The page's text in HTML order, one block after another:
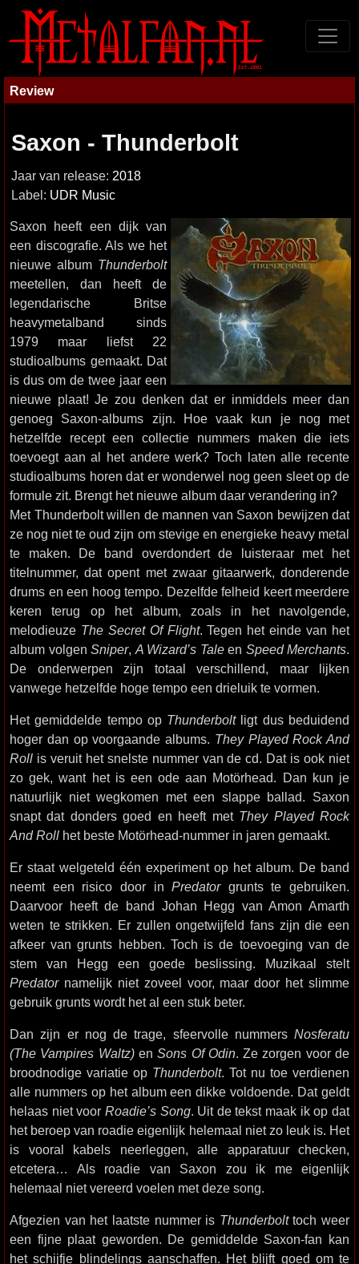
Review
Saxon - Thunderbolt
Jaar van release: 2018
Label: UDR Music
Saxon heeft een dijk van
een discografie. Als we het
nieuwe album Thunderbolt
meetellen, dan heeft de
legendarische Britse
heavymetalband sinds
1979 maar liefst 22
studioalbums gemaakt. Dat
is dus om de twee jaar een
nieuwe plaat! Je zou denken dat er inmiddels meer dan
genoeg Saxon-albums zijn. Hoe vaak kun je nog met
hetzelfde recept een collectie nummers maken die iets
toevoegt aan al het andere werk? Toch laten alle recente
studioalbums horen dat er wonderwel nog geen sleet op de
formule zit. Brengt het nieuwe album daar verandering in?
Met Thunderbolt willen de mannen van Saxon bewijzen dat
ze nog niet te oud zijn om stevige en energieke heavy metal
te maken. De band overdondert de luisteraar met het
titelnummer, dat opent met zwaar gitaarwerk, donderende
drums en een hoog tempo. Dezelfde felheid keert meerdere
keren terug op het album, zoals in het navolgende,
melodieuze The Secret Of Flight. Tegen het einde van het
album volgen Sniper, A Wizard’s Taleen Speed Merchants.
De onderwerpen zijn totaal verschillend, maar lijken
vanwege hetzelfde hoge tempo een drieluik te vormen.
Het gemiddelde tempo op Thunderboltligt dus beduidend
hoger dan op voorgaande albums. They Played Rock And
Roll is veruit het snelste nummer van de cd. Dat is ook niet
zo gek, want het is een ode aan Motörhead. Dan kun je
natuurlijk niet wegkomen met een slappe ballad. Saxon
snapt dat donders goed en heeft met They Played Rock
And Roll het beste Motörhead-nummer in jaren gemaakt.
Er staat welgeteld één experiment op het album. De band
neemt een risico door inPredatorgrunts te gebruiken.
Daarvoor heeft de band Johan Hegg van Amon Amarth
weten te strikken. Er zullen ongetwijfeld fans zijn die een
afkeer van grunts hebben. Toch is de toevoeging van de
stem van Hegg een goede beslissing. Muzikaal stelt
Predatornamelijk niet zoveel voor, maar door het slimme
gebruik grunts wordt het al een stuk beter.
Dan zijn er nog de trage, sfeervolle nummers Nosferatu
(The Vampires Waltz)enSons Of Odin. Ze zorgen voor de
broodnodige variatie op Thunderbolt. Tot nu toe verdienen
alle nummers op het album een dikke voldoende. Dat geldt
helaas niet voor Roadie’s Song. Uit de tekst maak ik op dat
het beroep van roadie eigenlijk helemaal niet zo leuk is. Het
is vooral kabels neerleggen, alle apparatuur checken,
etcetera… Als roadie van Saxon zou ik me eigenlijk
helemaal niet vereerd voelen met deze song.
Afgezien van het laatste nummer is Thunderbolttoch weer
een fijne plaat geworden. De gemiddelde Saxon-fan kan
het schijfje blindelings aanschaffen. Het blijft goed om te